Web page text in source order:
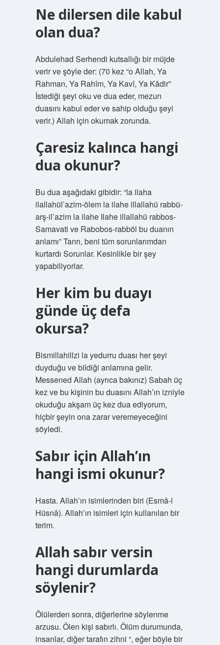
Ne dilersen dile kabul
olan dua?
Abdulehad Serhendi kutsallığı bir müjde
verir ve şöyle der: (70 kez “o Allah, Ya
Rahman, Ya Rahîm, Ya Kavî, Ya Kâdir”
İstediği şeyi oku ve dua eder, mezun
duasını kabul eder ve sahip olduğu şeyi
verir.) Allah için okumak zorunda.
Çaresiz kalınca hangi
dua okunur?
Bu dua aşağıdaki gibidir: “la ilaha
ilallahül’azim-ölem la ilahe illallahü rabbü-
arş-il’azim la ilahe Ilahe illallahü rabbos-
Samavati ve Rabobos-rabböl bu duanın
anlamı” Tanrı, beni tüm sorunlarımdan
kurtardı Sorunlar. Kesinlikle bir şey
yapabiliyorlar.
Her kim bu duayı
günde üç defa
okursa?
Bismillahillzi la yedurru duası her şeyi
duyduğu ve bildiği anlamına gelir.
Messened Allah (ayrıca bakınız) Sabah üç
kez ve bu kişinin bu duasını Allah’ın izniyle
okuduğu akşam üç kez dua ediyorum,
hiçbir şeyin ona zarar veremeyeceğini
söyledi.
Sabır için Allah’ın
hangi ismi okunur?
Hasta. Allah’ın isimlerinden biri (Esmâ-i
Hüsnâ). Allah’ın isimleri için kullanılan bir
terim.
Allah sabır versin
hangi durumlarda
söylenir?
Ölülerden sonra, diğerlerine söylenme
arzusu. Ölen kişi sabırlı. Ölüm durumunda,
insanlar, diğer tarafın zihni “, eğer böyle bir